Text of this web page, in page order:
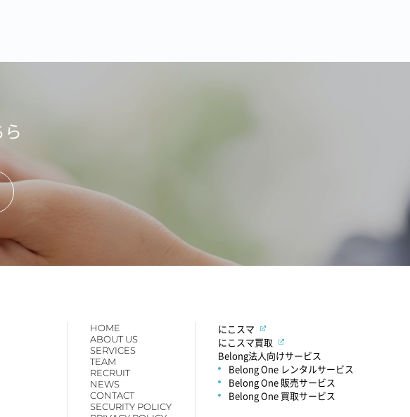
HOME
ABOUT US
SERVICES
TEAM
RECRUIT
NEWS
CONTACT
SECURITY POLICY
にこスマ
にこスマ買取
Belong法人向けサービス
Belong One レンタルサービス
Belong One 販売サービス
Belong One 買取サービス